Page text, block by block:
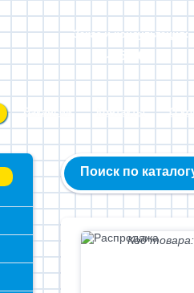
Заказ и консультация:
54-55-60
Вакансии Контакты О
Поиск по
Код